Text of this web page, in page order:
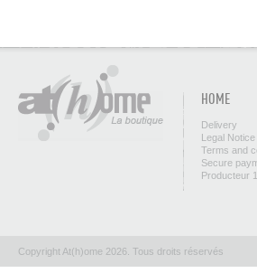
HOME
Delivery
Legal Notice
Terms and
Secure
Producteur
Copyright At(h)ome 2026. Tous droits réservés